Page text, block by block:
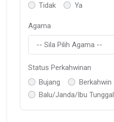
Tidak
Ya
Agama
Status Perkahwinan
Bujang
Berkahwin
Balu/Janda/Ibu Tunggal